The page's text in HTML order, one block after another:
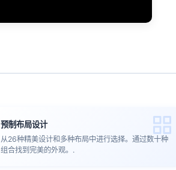
预制布局设计
从26种精美设计和多种布局中进行选择。通过数十种
组合找到完美的外观。.